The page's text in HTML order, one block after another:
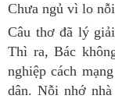
Chưa ngủ vì lo
Câu thơ đã lý
Thì ra, Bác
nghiệp cách
dân. Nỗi nhớ